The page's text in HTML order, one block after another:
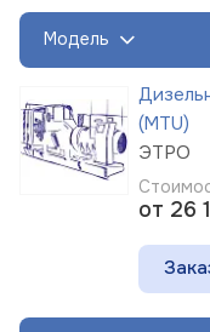
Модель
(MTU)
ЭТРО
от 26